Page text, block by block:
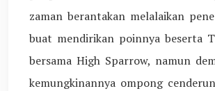
zaman berantakan melalaikan
buat mendirikan poinnya beserta
bersama High Sparrow, namun
kemungkinannya ompong